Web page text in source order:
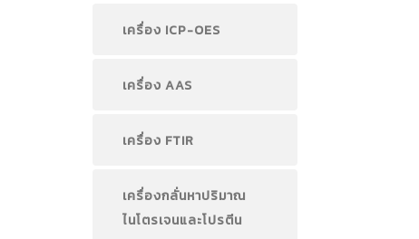
เครื่อง ICP-OES
เครื่อง AAS
เครื่อง FTIR
เครื่องกลั่นหาปริมาณ
ไนโตรเจนและโปรตีน